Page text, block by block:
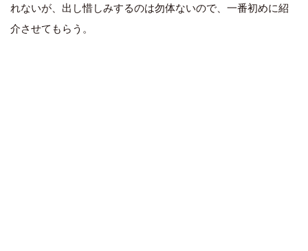
れないが、出し惜しみするのは勿体ないので、一番初めに紹
介させてもらう。